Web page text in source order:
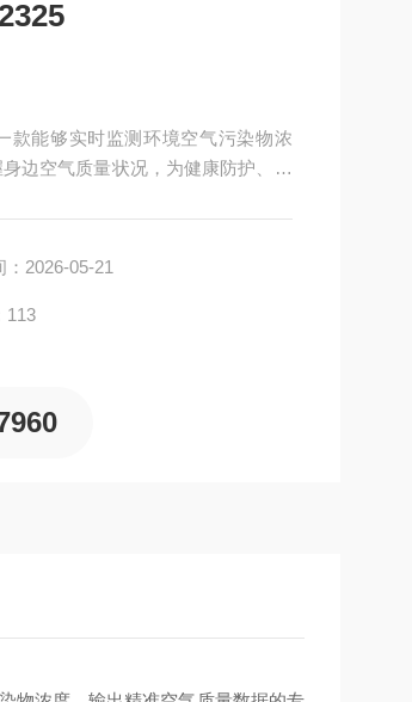
款能够实时监测环境空气污染物浓
边空气质量状况，为健康防护、环
：2026-05-21
113